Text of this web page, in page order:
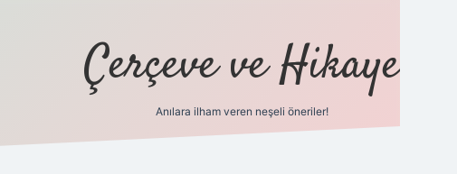
Çerçeve ve Hikaye
Anılara ilham veren neşeli öneriler!